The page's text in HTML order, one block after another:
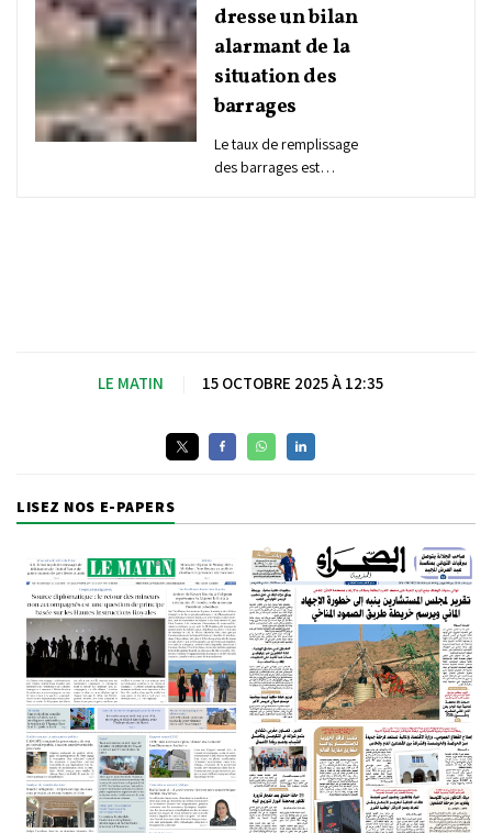
dresse un bilan
alarmant de la
situation des
barrages
Le taux de remplissage
des barrages est
conseillers.
LE MATIN 15 OCTOBRE 2025 À 12:35
LISEZ NOS E-PAPERS